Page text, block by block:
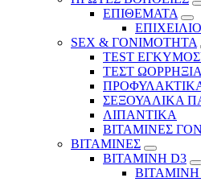
ΕΠΙΘΕΜΑΤΑ
SEX & ΓΟΝΙΜΟΤΗΤΑ
TEST
ΤΕΣΤ
ΣΕΞΟΥΑΛΙΚΑ
ΛΙΠΑΝΤΙΚΑ
ΒΙΤΑΜΙΝΕΣ
ΒΙΤΑΜΙΝΕΣ
ΒΙΤΑΜΙΝΗ D3
ΒΙΤΑΜΙΝΗ